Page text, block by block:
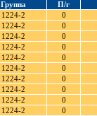
Группа
П/г
1224-2
0
1224-2
0
1224-2
0
1224-2
0
1224-2
0
1224-2
0
1224-2
0
1224-2
0
1224-2
0
1224-2
0